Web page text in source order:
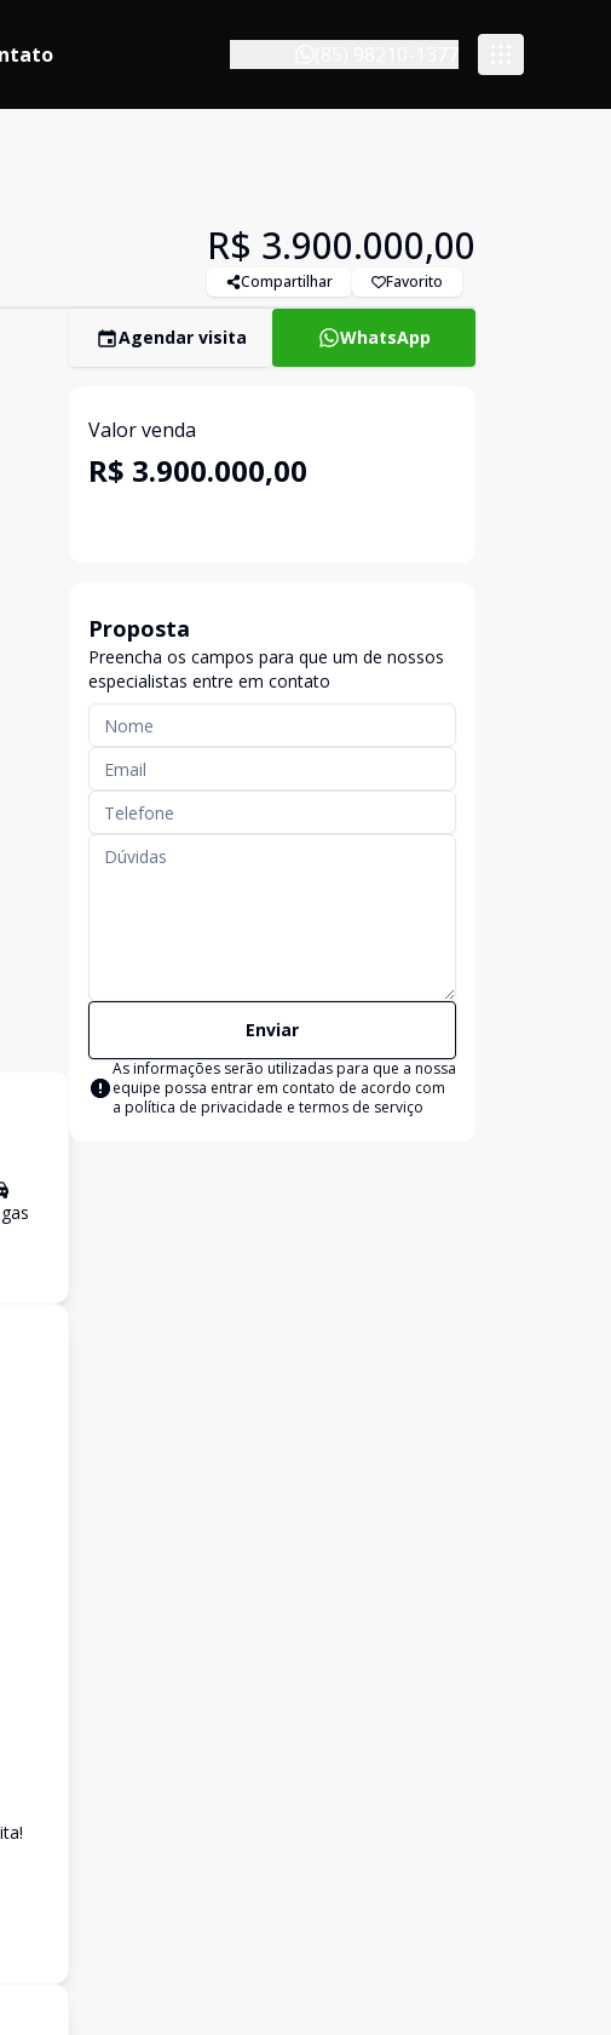
R$ 3.900.000,00
Compartilhar Favorito
s
Agendar visita WhatsApp
Valor venda
R$ 3.900.000,00
Proposta
Preencha os campos para que um de nossos
especialistas entre em contato
Enviar
As informações serão utilizadas para que a nossa
equipe possa entrar em contato de acordo com
a política de privacidade e termos de serviço